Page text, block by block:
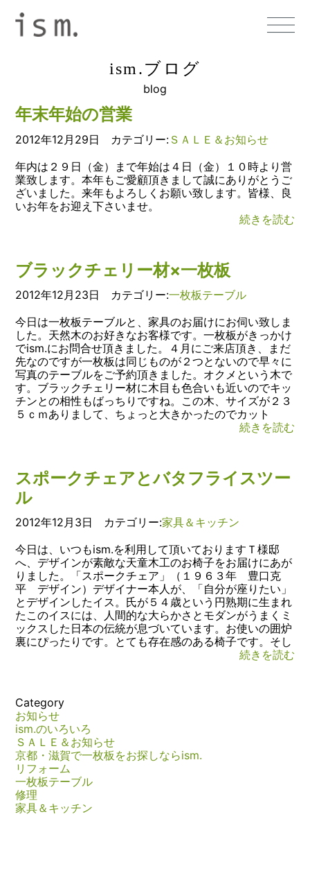
ism.ブログ
blog
年末年始の営業
2012年12月29日 カテゴリー: ＳＡＬＥ＆お知らせ
年内は２９日（金）まで年始は４日（金）１０時より営
業致します。本年もご愛顧頂きまして誠にありがとうご
ざいました。来年もよろしくお願い致します。皆様、良
いお年をお迎え下さいませ。
続きを読む
ブラックチェリー材×一枚板
2012年12月23日 カテゴリー:一枚板テーブル
今日は一枚板テーブルと、家具のお届けにお伺い致しま
した。天然木のお好きなお客様です。一枚板がきっかけ
でism.にお問合せ頂きました。４月にご来店頂き、まだ
先なのですが一枚板は同じものが２つとないので早々に
写真のテーブルをご予約頂きました。オクメという木で
す。ブラックチェリー材に木目も色合いも近いのでキッ
チンとの相性もばっちりですね。この木、サイズが２３
５ｃｍありまして、ちょっと大きかったのでカット
続きを読む
スポークチェアとバタフライスツー
ル
2012年12月3日 カテゴリー:家具＆キッチン
今日は、いつもism.を利用して頂いておりますＴ様邸
へ、デザインが素敵な天童木工のお椅子をお届けにあが
りました。「スポークチェア」（１９６３年 豊口克
平 デザイン）デザイナー本人が、「自分が座りたい」
とデザインしたイス。氏が５４歳という円熟期に生まれ
たこのイスには、人間的な大らかさとモダンがうまくミ
ックスした日本の伝統が息づいています。お使いの囲炉
裏にぴったりです。とても存在感のある椅子です。そし
続きを読む
Category
お知らせ
ism.のいろいろ
ＳＡＬＥ＆お知らせ
京都・滋賀で一枚板をお探しならism.
リフォーム
一枚板テーブル
修理
家具＆キッチン